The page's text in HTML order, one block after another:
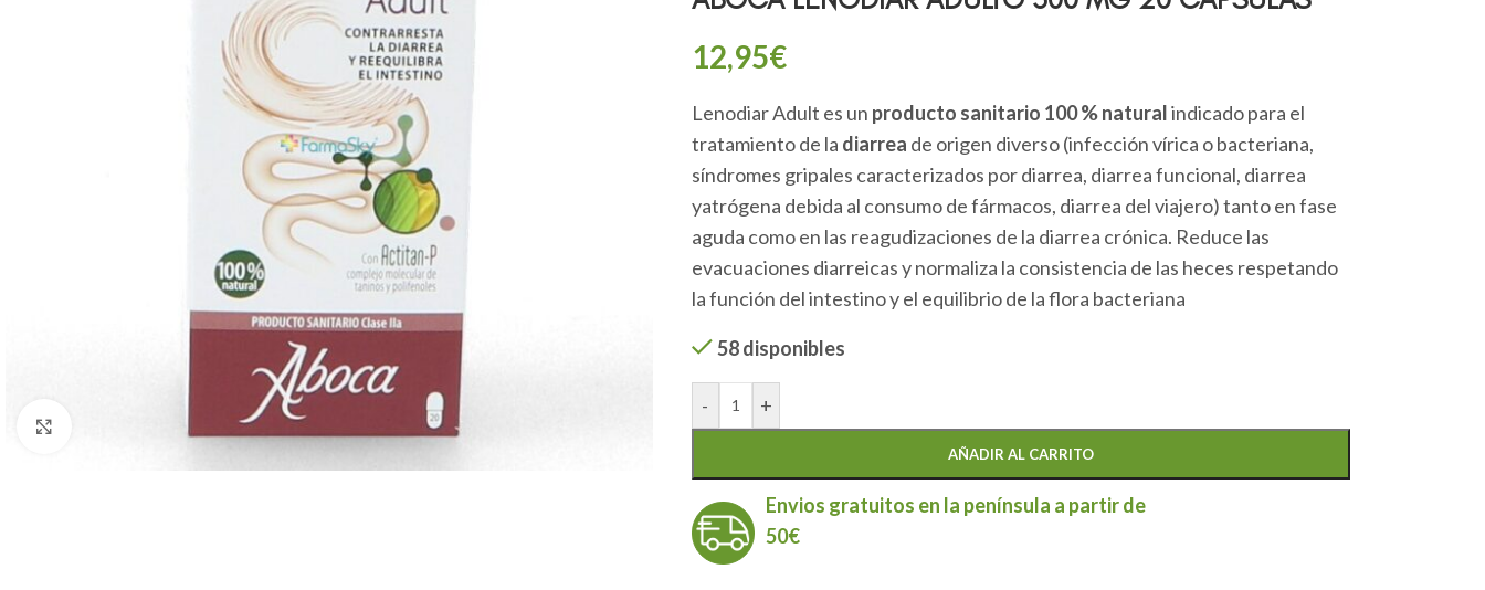
12,95€
Lenodiar Adult es un producto sanitario 100 % naturalindicado para el
tratamiento de la diarrea de origen diverso (infección vírica o bacteriana,
síndromes gripales caracterizados por diarrea, diarrea funcional, diarrea
yatrógena debida al consumo de fármacos, diarrea del viajero) tanto en fase
aguda como en las reagudizaciones de la diarrea crónica. Reduce las
evacuaciones diarreicas y normaliza la consistencia de las heces respetando
la función del intestino y el equilibrio de la flora bacteriana
58 disponibles
- +
AÑADIR AL CARRITO
Envios gratuitos en la península a partir de
50€